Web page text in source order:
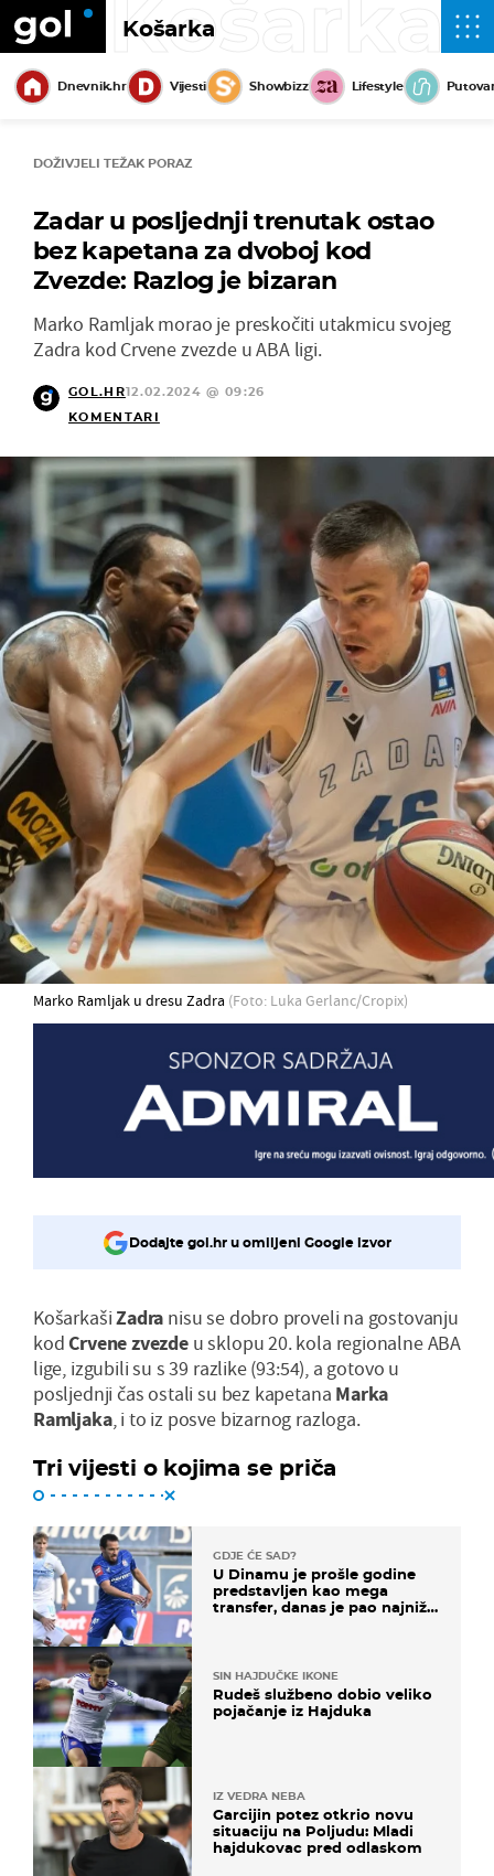
Košarka
Košarka
Dnevnik.hr Vijesti Showbizz Lifestyle
DOŽIVJELI TEŽAK PORAZ
Zadar u posljednji trenutak ostao
bez kapetana za dvoboj kod
Zvezde: Razlog je bizaran
Marko Ramljak morao je preskočiti utakmicu svojeg
Zadra kod Crvene zvezde u ABA ligi.
GOL.HR12.02.2024 @ 09:26
KOMENTARI
Marko Ramljak u dresu Zadra (Foto: Luka Gerlanc/Cropix)
Dodajte gol.hr u omiljeni Google izvor
KošarkašiZadra nisu se dobro proveli na gostovanju
kodCrvene zvezdeu sklopu 20. kola regionalne ABA
lige, izgubili su s 39 razlike (93:54), a gotovo u
posljednji čas ostali su bez kapetana Marka
Ramljaka, i to iz posve bizarnog razloga.
Tri vijesti o kojima se priča
GDJE ĆE SAD?
U Dinamu je prošle godine
predstavljen kao mega
transfer, danas je pao najniže
SIN HAJDUČKE IKONE
Rudeš službeno dobio veliko
pojačanje iz Hajduka
IZ VEDRA NEBA
Garcijin potez otkrio novu
situaciju na Poljudu: Mladi
hajdukovac pred odlaskom